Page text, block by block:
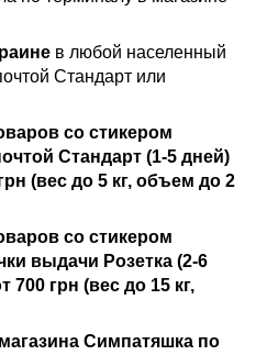
в любой населенный
Стандарт или
со стикером
Стандарт (1-5 дней)
(вес до 5 кг, объем до 2
со стикером
выдачи Розетка (2-6
700 грн (вес до 15 кг,
Симпатяшка по